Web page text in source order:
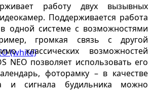
работу двух вызывных
Поддерживается работа
одной системе с возможностями
громкая связь с другой
классических возможностей
NEO позволяет использовать его
фоторамку – в качестве
и сигнала будильника можно